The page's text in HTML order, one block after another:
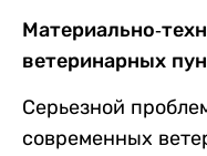
Материально-
ветеринарных
Серьезной
современных